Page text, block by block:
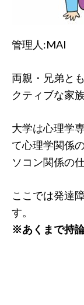
管理人:MAI
両親・兄弟と
クティブな家
大学は心理学
て心理学関係
ソコン関係の
ここでは発達
す。
※あくまで持